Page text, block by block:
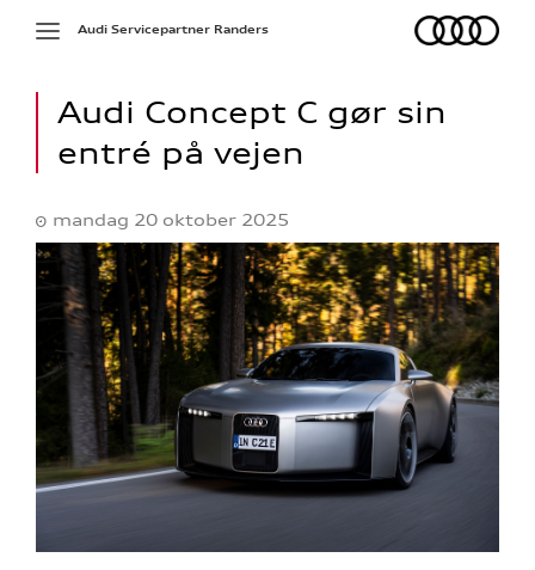
Toggle
Audi
Audi Servicepartner Randers
Audi Concept C gør sin
entré på vejen
mandag 20 oktober 2025